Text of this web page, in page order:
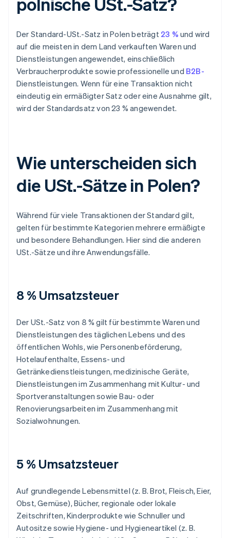
Der Standard-USt.-Satz in Polen beträgt 23 % und wird
auf die meisten in dem Land verkauften Waren und
Dienstleistungen angewendet, einschließlich
Verbraucherprodukte sowie professionelle und B2B-
Dienstleistungen. Wenn für eine Transaktion nicht
eindeutig ein ermäßigter Satz oder eine Ausnahme gilt,
wird der Standardsatz von 23 % angewendet.
Wie unterscheiden sich
die USt.-Sätze in Polen?
Während für viele Transaktionen der Standard gilt,
gelten für bestimmte Kategorien mehrere ermäßigte
und besondere Behandlungen. Hier sind die anderen
USt.-Sätze und ihre Anwendungsfälle.
8 % Umsatzsteuer
Der USt.-Satz von 8 % gilt für bestimmte Waren und
Dienstleistungen des täglichen Lebens und des
öffentlichen Wohls, wie Personenbeförderung,
Hotelaufenthalte, Essens- und
Getränkedienstleistungen, medizinische Geräte,
Dienstleistungen im Zusammenhang mit Kultur- und
Sportveranstaltungen sowie Bau- oder
Renovierungsarbeiten im Zusammenhang mit
Sozialwohnungen.
5 % Umsatzsteuer
Auf grundlegende Lebensmittel (z. B. Brot, Fleisch, Eier,
Obst, Gemüse), Bücher, regionale oder lokale
Zeitschriften, Kinderprodukte wie Schnuller und
Autositze sowie Hygiene- und Hygieneartikel (z. B.